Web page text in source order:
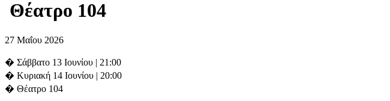
Θέατρο 104
27 Μαΐου 2026
� Σάββατο 13 Ιουνίου | 21:00
� Κυριακή 14 Ιουνίου | 20:00
� Θέατρο 104